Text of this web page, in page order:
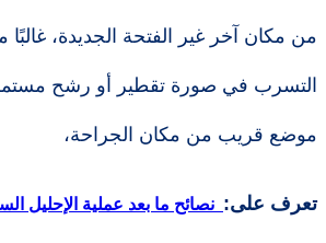
من مكان آخر غير الفتحة الجديدة، غالبًا
التسرب في صورة تقطير أو رشح
موضع قريب من مكان الجراحة،
تعرف على: نصائح ما بعد عملية الإحليل